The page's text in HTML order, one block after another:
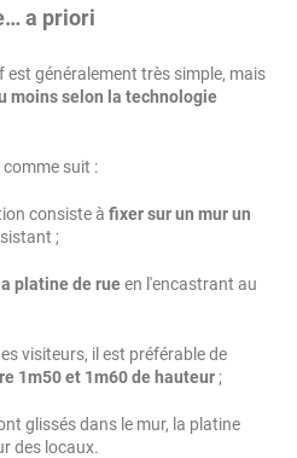
a priori
est généralement très simple, mais
moins selon la technologie
suit :
consiste à fixer sur un mur un
;
platine de rueen l'encastrant au
visiteurs, il est préférable de
1m50 et 1m60 de hauteur ;
glissés dans le mur, la platine
des locaux.